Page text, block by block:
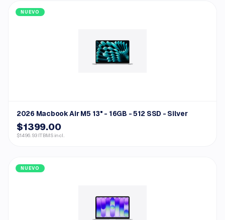
NUEVO
2026 Macbook Air M5 13" - 16GB - 512 SSD - Silver
$1399.00
$1496.93 ITBMS incl.
NUEVO